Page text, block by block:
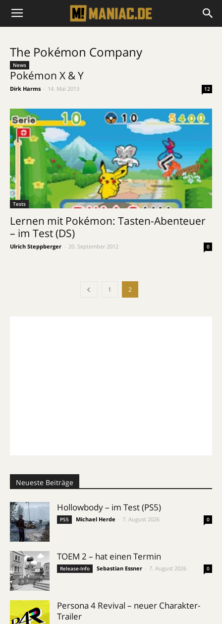
The Pokémon Company
News
Pokémon X & Y
Dirk Harms 14. Mai 2013 12
Tests
Lernen mit Pokémon: Tasten-Abenteuer
– im Test (DS)
Ulrich Steppberger 20. September 2012 0
1 2
Neueste Beiträge
Hollowbody – im Test (PS5)
PS5 Michael Herde 7. August 2026 0
TOEM 2 – hat einen Termin
Release-Info Sebastian Essner 7. August 2026 0
Persona 4 Revival – neuer Charakter-
Trailer